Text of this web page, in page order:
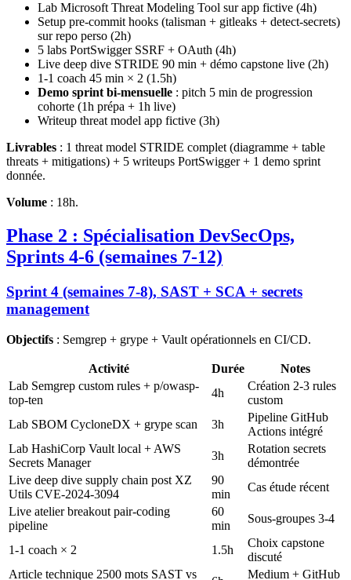
Lab Microsoft Threat Modeling Tool sur app fictive (4h)
Setup pre-commit hooks (talisman + gitleaks + detect-secrets)
sur repo perso (2h)
5 labs PortSwigger SSRF + OAuth (4h)
Live deep dive STRIDE 90 min + démo capstone live (2h)
1-1 coach 45 min × 2 (1.5h)
Demo sprint bi-mensuelle : pitch 5 min de progression
cohorte (1h prépa + 1h live)
Writeup threat model app fictive (3h)
Livrables : 1 threat model STRIDE complet (diagramme + table
threats + mitigations) + 5 writeups PortSwigger + 1 demo sprint
donnée.
Volume : 18h.
Phase 2 : Spécialisation DevSecOps,
Sprints 4-6 (semaines 7-12)
Sprint 4 (semaines 7-8), SAST + SCA + secrets
management
Objectifs : Semgrep + grype + Vault opérationnels en CI/CD.
Activité Durée
Notes
Lab Semgrep custom rules + p/owasp-
top-ten
4h
Création 2-3 rules
custom
Lab SBOM CycloneDX + grype scan
3h
Pipeline GitHub
Actions intégré
Lab HashiCorp Vault local + AWS
Secrets Manager
3h
Rotation secrets
démontrée
Live deep dive supply chain post XZ
Utils CVE-2024-3094
90
min
Cas étude récent
Live atelier breakout pair-coding
pipeline
60
min
Sous-groupes 3-4
1-1 coach × 2 1.5h
Choix capstone
discuté
Article technique 2500 mots SAST vs
Medium + GitHub